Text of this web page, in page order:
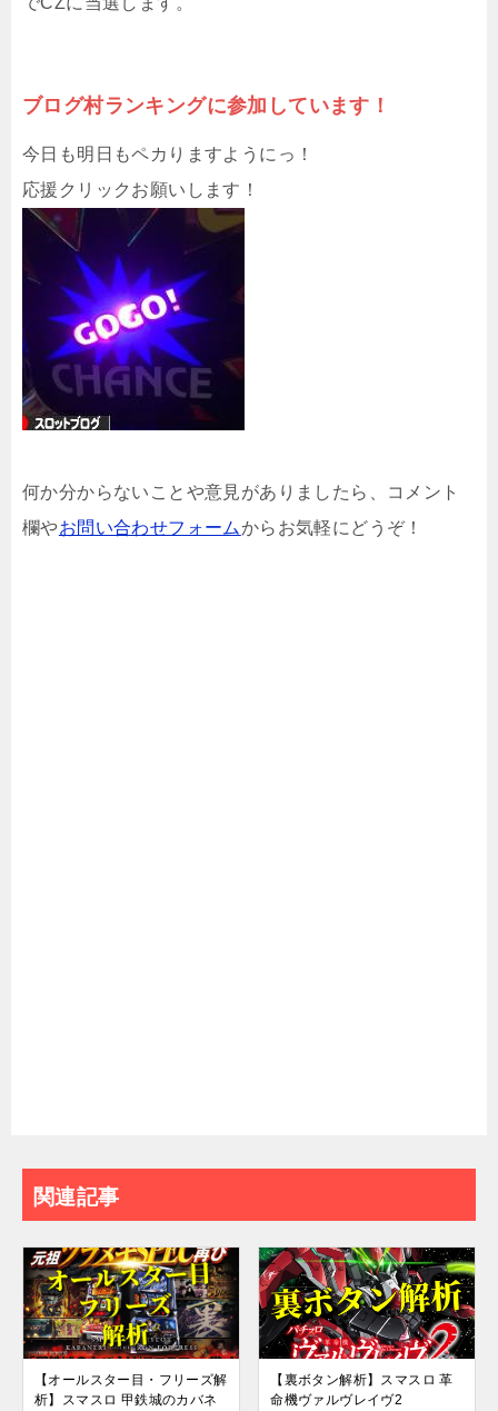
ブログ村ランキングに参加しています！
今日も明日もペカりますようにっ！
応援クリックお願いします！
何か分からないことや意見がありましたら、コメント
欄やお問い合わせフォームからお気軽にどうぞ！
関連記事
【オールスター目・フリーズ解
析】スマスロ 甲鉄城のカバネ
【裏ボタン解析】スマスロ 革
命機ヴァルヴレイヴ2